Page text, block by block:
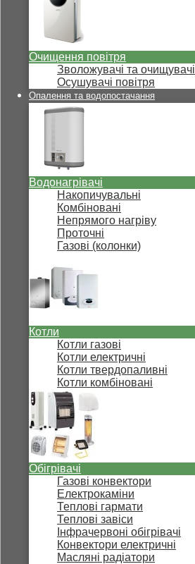
Очищення повітря
Зволожувачі та очищувачі
Осушувачі повітря
Опалення та водопостачання
Водонагрівачі
Накопичувальні
Комбіновані
Непрямого нагріву
Проточні
Газові (колонки)
Котли
Котли газові
Котли електричні
Котли твердопаливні
Котли комбіновані
Обігрівачі
Газові конвектори
Електрокаміни
Теплові гармати
Теплові завіси
Інфрачервоні обігрівачі
Конвектори електричні
Масляні радіатори